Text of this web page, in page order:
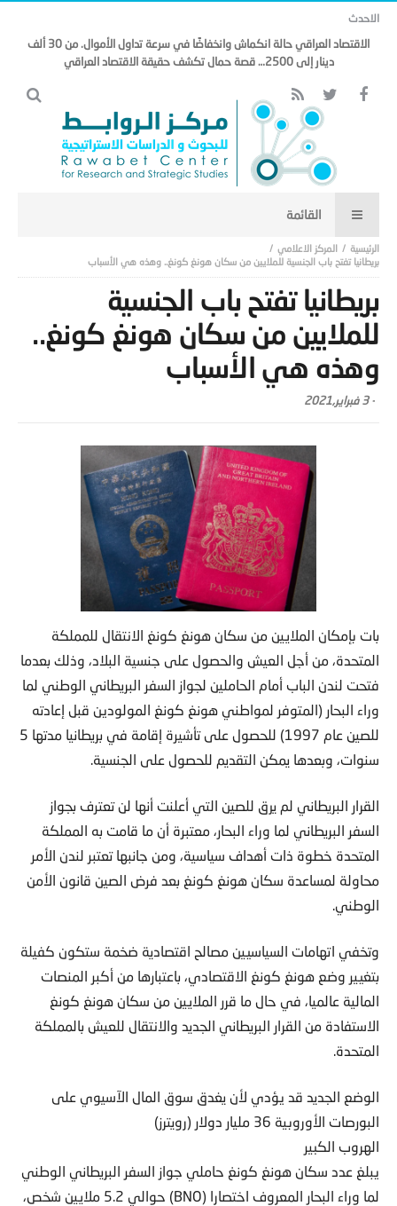
الاحدث
الاقتصاد العراقي حالة انكماش وانخفاضًا في سرعة تداول الأموال. من 30 ألف
دينار إلى 2500… قصة حمال تكشف حقيقة الاقتصاد العراقي
المركز الاعلامي
بريطانيا تفتح باب الجنسية للملايين من سكان هونغ كونغ.. وهذه هي الأسباب
بريطانيا تفتح باب الجنسية
للملايين من سكان هونغ كونغ..
وهذه هي الأسباب
-3 فبراير,2021
بات بإمكان الملايين من سكان هونغ كونغ الانتقال للمملكة
المتحدة، من أجل العيش والحصول على جنسية البلاد، وذلك بعدما
فتحت لندن الباب أمام الحاملين لجواز السفر البريطاني الوطني لما
وراء البحار (المتوفر لمواطني هونغ كونغ المولودين قبل إعادته
للصين عام 1997) للحصول على تأشيرة إقامة في بريطانيا مدتها 5
سنوات، وبعدها يمكن التقديم للحصول على الجنسية.
القرار البريطاني لم يرق للصين التي أعلنت أنها لن تعترف بجواز
السفر البريطاني لما وراء البحار، معتبرة أن ما قامت به المملكة
المتحدة خطوة ذات أهداف سياسية، ومن جانبها تعتبر لندن الأمر
محاولة لمساعدة سكان هونغ كونغ بعد فرض الصين قانون الأمن
الوطني.
وتخفي اتهامات السياسيين مصالح اقتصادية ضخمة ستكون كفيلة
بتغيير وضع هونغ كونغ الاقتصادي، باعتبارها من أكبر المنصات
المالية عالميا، في حال ما قرر الملايين من سكان هونغ كونغ
الاستفادة من القرار البريطاني الجديد والانتقال للعيش بالمملكة
المتحدة.
الوضع الجديد قد يؤدي لأن يغدق سوق المال الآسيوي على
البورصات الأوروبية 36 مليار دولار (رويترز)
الهروب الكبير
يبلغ عدد سكان هونغ كونغ حاملي جواز السفر البريطاني الوطني
لما وراء البحار المعروف اختصارا (BNO) حوالي 5.2 ملايين شخص،